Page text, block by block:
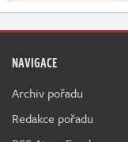
NAVIGACE
Archiv pořadu
Redakce pořadu